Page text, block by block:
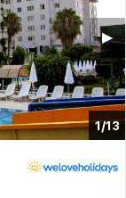
1/13
▶︎